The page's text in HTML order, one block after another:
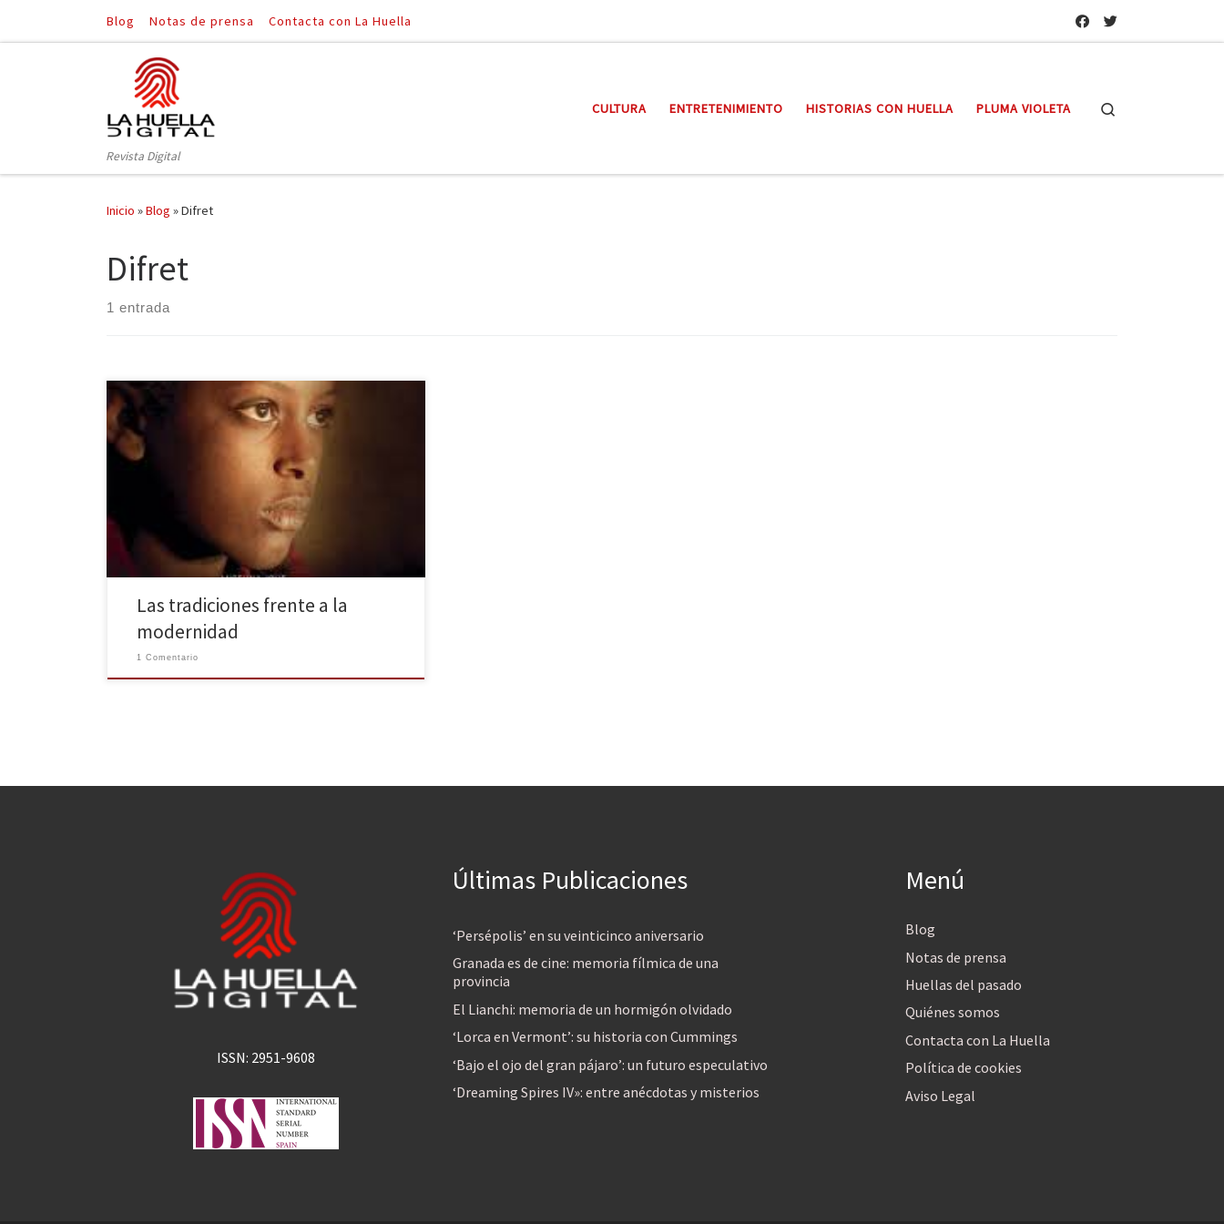
Saltar al contenido
Blog Notas de prensa Contacta con La Huella
Revista Digital
CULTURA ENTRETENIMIENTO HISTORIAS CON HUELLA PLUMA VIOLETA
Inicio »Blog »Difret
Difret
1 entrada
Producida por Angelina Jolie y dirigida por Zeresenay
Berhane Mehari, llega a la gran pantalla Difret, la cual
narra la desgarradora historia de Hirut, una
adolescente de Etiopía a la que le suceden una serie
de hechos terribles que cambiarán su vida para
siempre. Podremos disfrutarla en España el próximo
Las tradiciones frente a la
modernidad
1 Comentario
ISSN: 2951-9608
Últimas Publicaciones
‘Persépolis’ en su veinticinco aniversario
Granada es de cine: memoria fílmica de una
provincia
El Lianchi: memoria de un hormigón olvidado
‘Lorca en Vermont’: su historia con Cummings
‘Bajo el ojo del gran pájaro’: un futuro especulativo
‘Dreaming Spires IV»: entre anécdotas y misterios
Menú
Blog
Notas de prensa
Huellas del pasado
Quiénes somos
Contacta con La Huella
Política de cookies
Aviso Legal